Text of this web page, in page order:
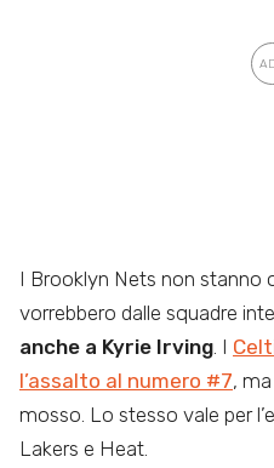
I Brooklyn Nets non stanno
vorrebbero dalle squadre
anche a Kyrie Irving . I
l’assalto al numero #7,
mosso. Lo stesso vale per
Lakers e Heat.